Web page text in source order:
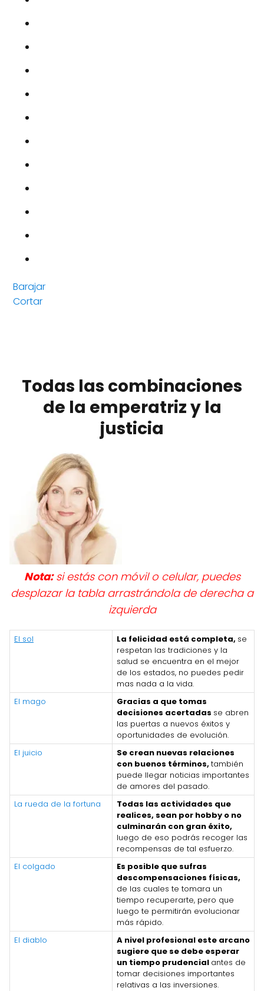
Barajar
Cortar
Todas las combinaciones
de la emperatriz y la
justicia
Nota:si estás con móvil o celular, puedes
desplazar la tabla arrastrándola de derecha a
izquierda
El sol La felicidad está completa, se
respetan las tradiciones y la
salud se encuentra en el mejor
de los estados, no puedes pedir
mas nada a la vida.
El mago
Gracias a que tomas
decisiones acertadas se abren
las puertas a nuevos éxitos y
oportunidades de evolución.
El juicio
Se crean nuevas relaciones
con buenos términos, también
puede llegar noticias importantes
de amores del pasado.
La rueda de la fortuna
Todas las actividades que
realices, sean por hobby o no
culminarán con gran éxito,
luego de eso podrás recoger las
recompensas de tal esfuerzo.
El colgado
Es posible que sufras
descompensaciones físicas,
de las cuales te tomara un
tiempo recuperarte, pero que
luego te permitirán evolucionar
más rápido.
El diablo
A nivel profesional este arcano
sugiere que se debe esperar
un tiempo prudencial antes de
tomar decisiones importantes
relativas a las inversiones.